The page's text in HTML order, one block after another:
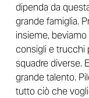
dipenda da
grande famiglia.
insieme,
consigli e trucchi
squadre diverse.
grande talento.
tutto ciò che